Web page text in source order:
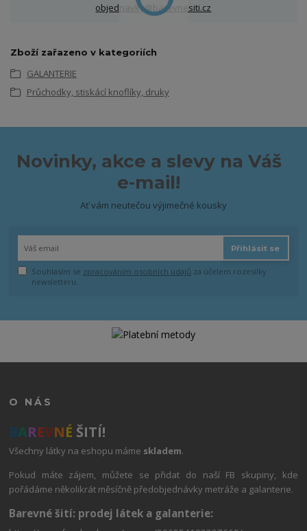
objednavky@barevnesiti.cz
Zboží zařazeno v kategoriích
GALANTERIE
Průchodky, stiskácí knoflíky, druky
Novinky, akce a slevy na Váš
e-mail!
Ať vám neutečou výjimečné kousky
Přihlásit se
Souhlasím se zpracováním osobních údajů za účelem rozesílky
newsletteru.
O NÁS
BAREVNÉ ŠITÍ!
Všechny látky na eshopu máme skladem.
Pokud máte zájem, můžete se přidat do naší FB skupiny, kde
pořádáme několikrát měsíčně předobjednávky metráže a galanterie.
Barevné šití: prodej látek a galanterie: